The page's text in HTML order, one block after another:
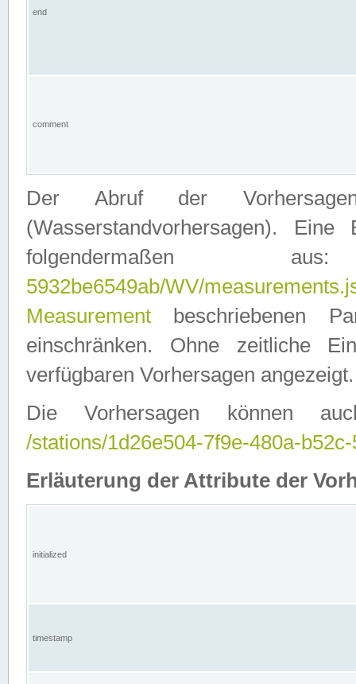
end
comment
Der Abruf der
(Wasserstandvorhersagen).
folgendermaßen
5932be6549ab/WV/
Measurement beschriebenen
einschränken. Ohne zeitliche
verfügbaren Vorhersagen angezeigt.
Die Vorhersagen können
/stations/1d26e504-7f9e-480a-
Erläuterung der Attribute der
initialized
timestamp